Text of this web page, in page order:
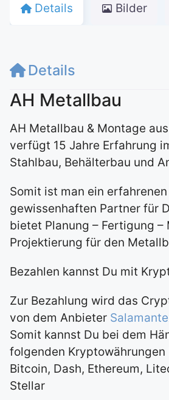
Details Bilder
Details
AH Metallbau
AH Metallbau & Montage
verfügt 15 Jahre Erfahrung
Stahlbau, Behälterbau und
Somit ist man ein
gewissenhaften Partner für
bietet Planung – Fertigung –
Projektierung für den
Bezahlen kannst Du mit
Zur Bezahlung wird das
von dem Anbieter
Somit kannst Du bei dem
folgenden Kryptowährungen
Bitcoin, Dash, Ethereum,
Stellar